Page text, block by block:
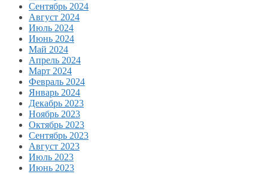
Сентябрь 2024
Август 2024
Июль 2024
Июнь 2024
Май 2024
Апрель 2024
Март 2024
Февраль 2024
Январь 2024
Декабрь 2023
Ноябрь 2023
Октябрь 2023
Сентябрь 2023
Август 2023
Июль 2023
Июнь 2023